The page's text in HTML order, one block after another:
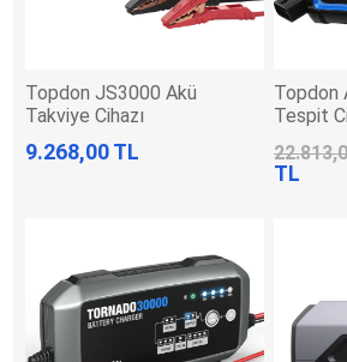
Topdon JS3000 Akü
Takviye Cihazı
9.268,00 TL
Topdon
Tespit
TL